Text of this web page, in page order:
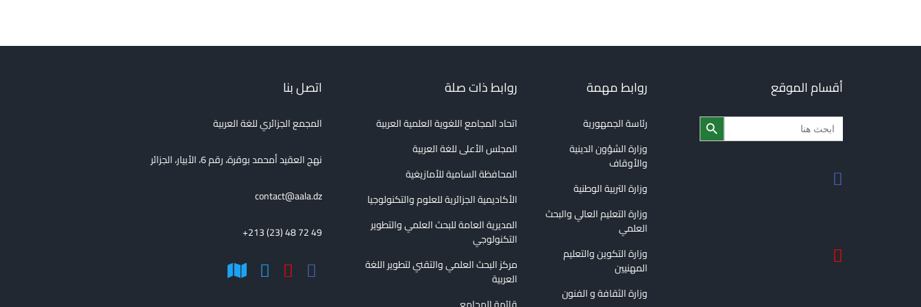
أقسام الموقع
Search
for:
Search Button
روابط مهمة
رئاسة الجمهورية
وزارة الشؤون الدينية
والأوقاف
وزارة التربية الوطنية
وزارة التعليم العالي والبحث
العلمي
وزارة التكوين والتعليم
المهنيين
وزارة الثقافة و الفنون
روابط ذات صلة
اتحاد المجامع اللغوية العلمية العربية
المجلس الأعلى للغة العربية
المحافظة السامية للأمازيغية
الأكاديمية الجزائرية للعلوم والتكنولوجيا
المديرية العامة للبحث العلمي والتطوير
التكنولوجي
مركز البحث العلمي والتقني لتطوير اللغة
العربية
اتصل بنا
المجمع الجزائري للغة العربية
نهج العقيد أمحمد بوقرة، رقم 6، الأبيار، الجزائر
contact@aala.dz
+213 (23) 48 72 49